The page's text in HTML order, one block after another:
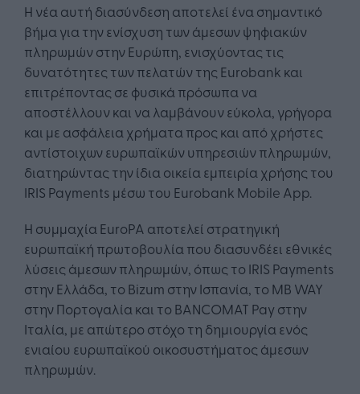
Η νέα αυτή διασύνδεση αποτελεί ένα σημαντικό
βήμα για την ενίσχυση των άμεσων ψηφιακών
πληρωμών στην Ευρώπη, ενισχύοντας τις
δυνατότητες των πελατών της Eurobank και
επιτρέποντας σε φυσικά πρόσωπα να
αποστέλλουν και να λαμβάνουν εύκολα, γρήγορα
και με ασφάλεια χρήματα προς και από χρήστες
αντίστοιχων ευρωπαϊκών υπηρεσιών πληρωμών,
διατηρώντας την ίδια οικεία εμπειρία χρήσης του
IRIS Payments μέσω του Eurobank Mobile App.
Η συμμαχία EuroPA αποτελεί στρατηγική
ευρωπαϊκή πρωτοβουλία που διασυνδέει εθνικές
λύσεις άμεσων πληρωμών, όπως το IRIS Payments
στην Ελλάδα, το Bizum στην Ισπανία, το MB WAY
στην Πορτογαλία και το BANCOMAT Pay στην
Ιταλία, με απώτερο στόχο τη δημιουργία ενός
ενιαίου ευρωπαϊκού οικοσυστήματος άμεσων
πληρωμών.